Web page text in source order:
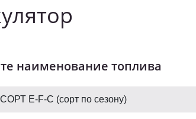
наименование топлива